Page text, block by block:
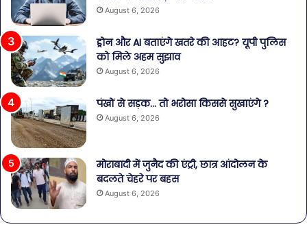
August 6, 2026
ड्रोन और AI बताएंगे खतरे की आहट? यूपी पुलिस
को मिले अहम सुझाव
August 6, 2026
पंखों से सड़क… तो भरोसा किससे सुखाएंगे ?
August 6, 2026
मोराबादी में जुनैद की एंट्री, छात्र आंदोलन के
बदलते चेहरे पर बहस
August 6, 2026